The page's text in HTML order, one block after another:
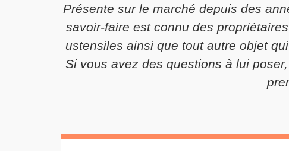
Présente sur le marché depuis des
savoir-faire est connu des
ustensiles ainsi que tout autre objet
Si vous avez des questions à lui